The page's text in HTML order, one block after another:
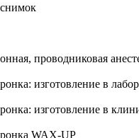
проводниковая
изготовление в
изготовление в
WAX-UP